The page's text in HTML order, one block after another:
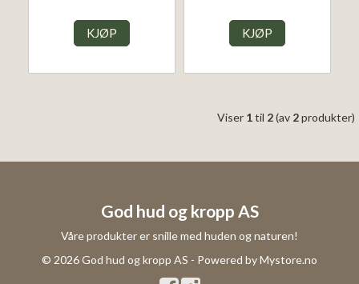
KJØP KJØP
Viser 1til 2(av 2produkter)
God hud og kropp AS
Våre produkter er snille med huden og naturen!
© 2026 God hud og kropp AS - Powered byMystore.no